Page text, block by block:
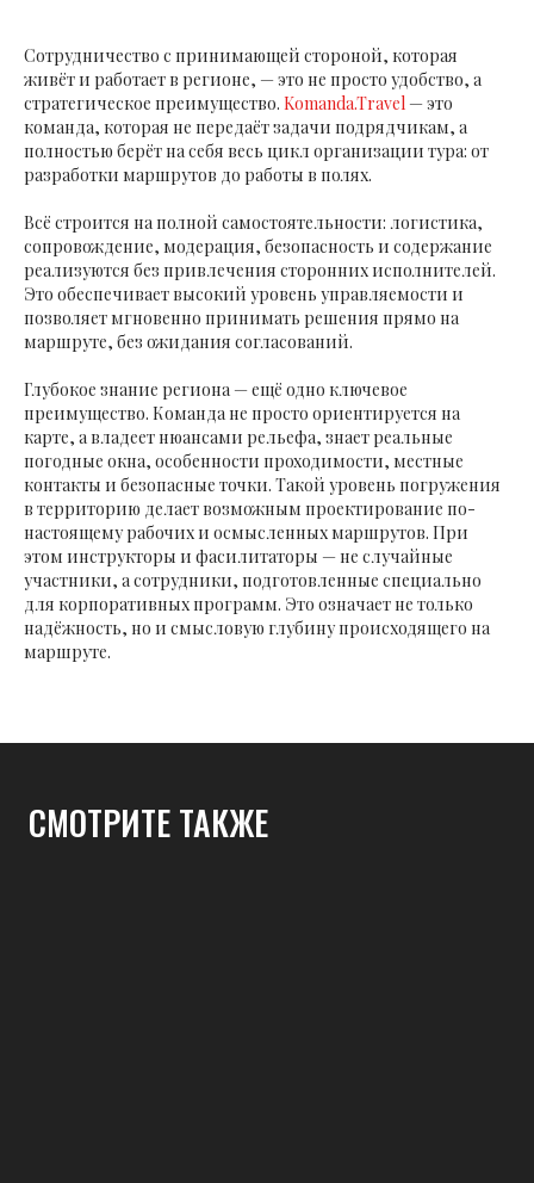
Сотрудничество с принимающей стороной, которая
живёт и работает в регионе, — это не просто удобство, а
стратегическое преимущество. Komanda.Travel — это
команда, которая не передаёт задачи подрядчикам, а
полностью берёт на себя весь цикл организации тура: от
разработки маршрутов до работы в полях.
Всё строится на полной самостоятельности: логистика,
сопровождение, модерация, безопасность и содержание
реализуются без привлечения сторонних исполнителей.
Это обеспечивает высокий уровень управляемости и
позволяет мгновенно принимать решения прямо на
маршруте, без ожидания согласований.
Глубокое знание региона — ещё одно ключевое
преимущество. Команда не просто ориентируется на
карте, а владеет нюансами рельефа, знает реальные
погодные окна, особенности проходимости, местные
контакты и безопасные точки. Такой уровень погружения
в территорию делает возможным проектирование по-
настоящему рабочих и осмысленных маршрутов. При
этом инструкторы и фасилитаторы — не случайные
участники, а сотрудники, подготовленные специально
для корпоративных программ. Это означает не только
надёжность, но и смысловую глубину происходящего на
маршруте.
СМОТРИТЕ ТАКЖЕ